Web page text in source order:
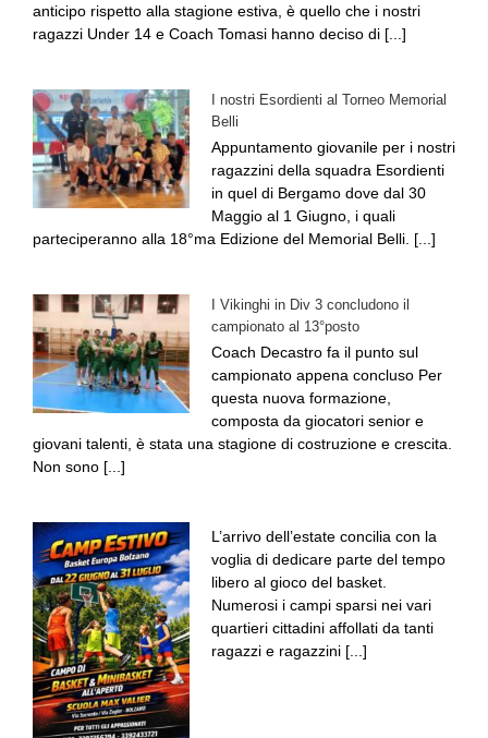
anticipo rispetto alla stagione estiva, è quello che i nostri
ragazzi Under 14 e Coach Tomasi hanno deciso di [...]
I nostri Esordienti al Torneo Memorial
Belli
Appuntamento giovanile per i nostri
ragazzini della squadra Esordienti
in quel di Bergamo dove dal 30
Maggio al 1 Giugno, i quali
parteciperanno alla 18°ma Edizione del Memorial Belli. [...]
I Vikinghi in Div 3 concludono il
campionato al 13°posto
Coach Decastro fa il punto sul
campionato appena concluso Per
questa nuova formazione,
composta da giocatori senior e
giovani talenti, è stata una stagione di costruzione e crescita.
Non sono [...]
L’arrivo dell’estate concilia con la
voglia di dedicare parte del tempo
libero al gioco del basket.
Numerosi i campi sparsi nei vari
quartieri cittadini affollati da tanti
ragazzi e ragazzini [...]